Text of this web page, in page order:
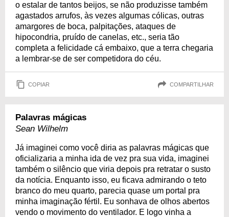
o estalar de tantos beijos, se não produzisse também
agastados arrufos, às vezes algumas cólicas, outras
amargores de boca, palpitações, ataques de
hipocondria, pruído de canelas, etc., seria tão
completa a felicidade cá embaixo, que a terra chegaria
a lembrar-se de ser competidora do céu.
COPIAR COMPARTILHAR
Palavras mágicas
Sean Wilhelm
Já imaginei como você diria as palavras mágicas que
oficializaria a minha ida de vez pra sua vida, imaginei
também o silêncio que viria depois pra retratar o susto
da notícia. Enquanto isso, eu ficava admirando o teto
branco do meu quarto, parecia quase um portal pra
minha imaginação fértil. Eu sonhava de olhos abertos
vendo o movimento do ventilador. E logo vinha a